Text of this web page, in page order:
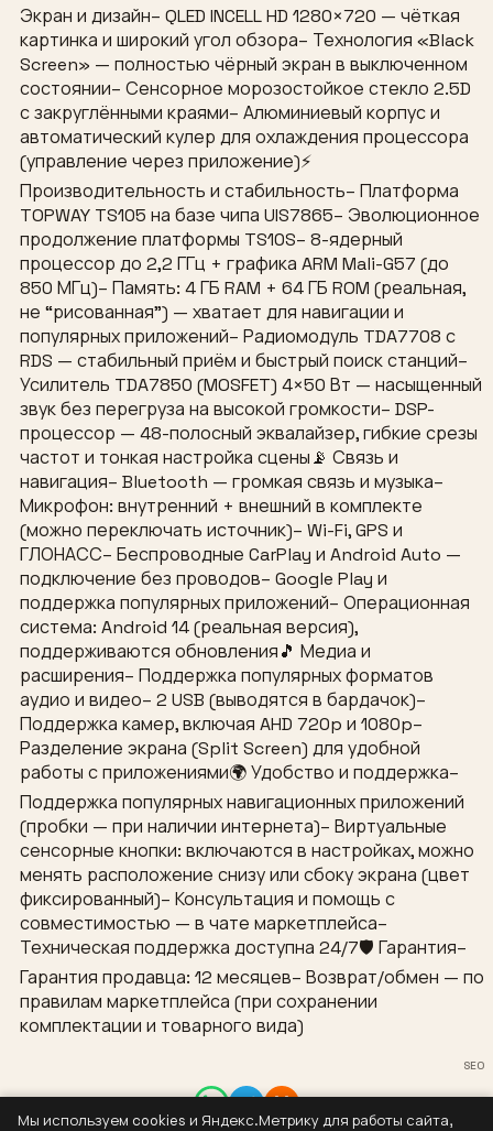
Экран и дизайн– QLED INCELL HD 1280×720 — чёткая
картинка и широкий угол обзора– Технология «Black
Screen» — полностью чёрный экран в выключенном
состоянии– Сенсорное морозостойкое стекло 2.5D
с закруглёнными краями– Алюминиевый корпус и
автоматический кулер для охлаждения процессора
(управление через приложение)⚡
Производительность и стабильность– Платформа
TOPWAY TS105 на базе чипа UIS7865– Эволюционное
продолжение платформы TS10S– 8-ядерный
процессор до 2,2 ГГц + графика ARM Mali-G57 (до
850 МГц)– Память: 4 ГБ RAM + 64 ГБ ROM (реальная,
не “рисованная”) — хватает для навигации и
популярных приложений– Радиомодуль TDA7708 с
RDS — стабильный приём и быстрый поиск станций–
Усилитель TDA7850 (MOSFET) 4×50 Вт — насыщенный
звук без перегруза на высокой громкости– DSP-
процессор — 48-полосный эквалайзер, гибкие срезы
частот и тонкая настройка сцены📡 Связь и
навигация– Bluetooth — громкая связь и музыка–
Микрофон: внутренний + внешний в комплекте
(можно переключать источник)– Wi-Fi, GPS и
ГЛОНАСС– Беспроводные CarPlay и Android Auto —
подключение без проводов– Google Play и
поддержка популярных приложений– Операционная
система: Android 14 (реальная версия),
поддерживаются обновления🎵 Медиа и
расширения– Поддержка популярных форматов
аудио и видео– 2 USB (выводятся в бардачок)–
Поддержка камер, включая AHD 720p и 1080p–
Разделение экрана (Split Screen) для удобной
работы с приложениями🌍 Удобство и поддержка–
Поддержка популярных навигационных приложений
(пробки — при наличии интернета)– Виртуальные
сенсорные кнопки: включаются в настройках, можно
менять расположение снизу или сбоку экрана (цвет
фиксированный)– Консультация и помощь с
совместимостью — в чате маркетплейса–
Техническая поддержка доступна 24/7🛡 Гарантия–
Гарантия продавца: 12 месяцев– Возврат/обмен — по
правилам маркетплейса (при сохранении
комплектации и товарного вида)
SEO
Мы используем cookies и Яндекс.Метрику для работы сайта,